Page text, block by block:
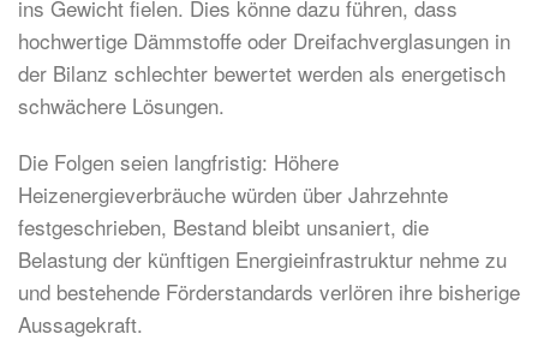
ins Gewicht fielen. Dies könne dazu führen, dass
hochwertige Dämmstoffe oder Dreifachverglasungen in
der Bilanz schlechter bewertet werden als energetisch
schwächere Lösungen.
Die Folgen seien langfristig: Höhere
Heizenergieverbräuche würden über Jahrzehnte
festgeschrieben, Bestand bleibt unsaniert, die
Belastung der künftigen Energieinfrastruktur nehme zu
und bestehende Förderstandards verlören ihre bisherige
Aussagekraft.